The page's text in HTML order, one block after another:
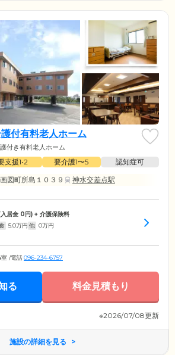
付有料老人ホーム
付き有料老人ホーム
支援1•2 要介護1〜5
認知症可
図町所島１０３９
神水交差点駅
居金 0円) + 介護保険料
5.0万円 他 0万円
/電話096-234-6757
る 料金見積もり
※2026/07/08更新
施設の詳細を見る